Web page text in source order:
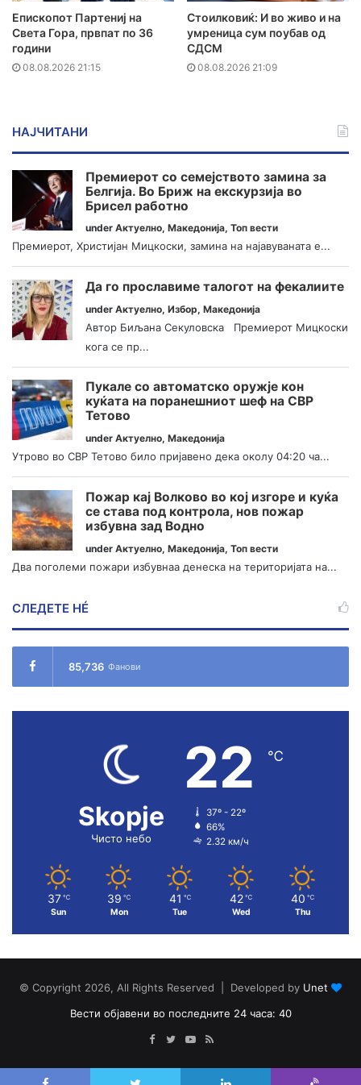
Епископот Партениј на
Света Гора, првпат по 36
години
08.08.2026 21:15
Стоилковиќ: И во живо и на
умреница сум поубав од
СДСМ
08.08.2026 21:09
НАЈЧИТАНИ
Премиерот со семејството замина за
Белгија. Во Бриж на екскурзија во
Брисел работно
under Актуелно, Македонија, Топ вести
Премиерот, Христијан Мицкоски, замина на најавуваната е...
Да го прославиме талогот на фекалиите
under Актуелно, Избор, Македонија
Автор Биљана Секуловска Премиерот Мицкоски
кога се пр...
Пукале со автоматско оружје кон
куќата на поранешниот шеф на СВР
Тетово
under Актуелно, Македонија
Утрово во СВР Тетово било пријавено дека околу 04:20 ча...
Пожар кај Волково во кој изгоре и куќа
се става под контрола, нов пожар
избувна зад Водно
under Актуелно, Македонија, Топ вести
Два поголеми пожари избувнаа денеска на територијата на...
СЛЕДЕТЕ НÉ
85,736 Фанови
Skopje
Чисто небо
22 ℃
37º - 22º
66%
2.32 км/ч
37 ℃
Sun
39 ℃
Mon
41 ℃
Tue
42 ℃
Wed
40 ℃
Thu
© Copyright 2026, All Rights Reserved | Developed by Unet
Вести објавени во последните 24 часа: 40
Facebook
TwitterYouTube
RSS